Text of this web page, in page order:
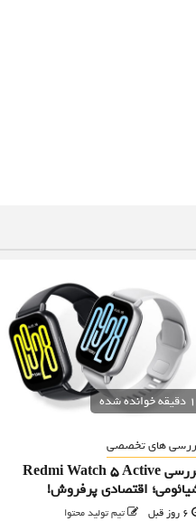
1 دقیقه خوانده شده
های تخصصی
بررسی Redmi Watch 5 Active
اقتصادی پرفروش!
6 روز قبل تیم تولید محتوا